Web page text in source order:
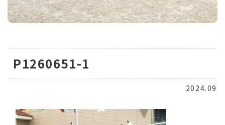
P1260651-1
2024.09